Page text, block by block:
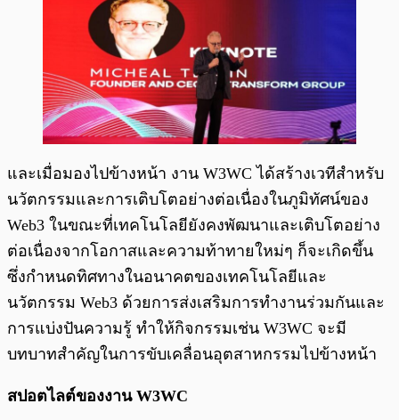
และเมื่อมองไปข้างหน้า งาน W3WC ได้สร้างเวทีสำหรับ
นวัตกรรมและการเติบโตอย่างต่อเนื่องในภูมิทัศน์ของ
Web3 ในขณะที่เทคโนโลยียังคงพัฒนาและเติบโตอย่าง
ต่อเนื่องจากโอกาสและความท้าทายใหม่ๆ ก็จะเกิดขึ้น
ซึ่งกำหนดทิศทางในอนาคตของเทคโนโลยีและ
นวัตกรรม Web3 ด้วยการส่งเสริมการทำงานร่วมกันและ
การแบ่งปันความรู้ ทำให้กิจกรรมเช่น W3WC จะมี
บทบาทสำคัญในการขับเคลื่อนอุตสาหกรรมไปข้างหน้า
สปอตไลต์ของงาน W3WC